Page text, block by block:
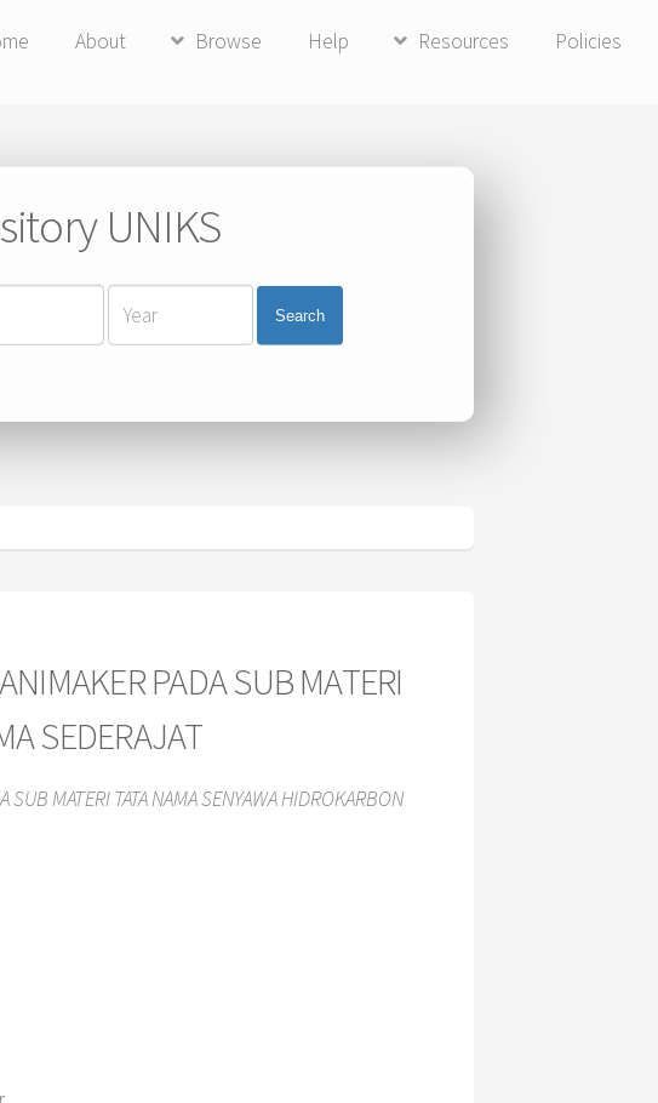
About Browse Help Resources Policies
UNIKS
Search
PADA SUB MATERI
SEDERAJAT
MATERI TATA NAMA SENYAWA HIDROKARBON